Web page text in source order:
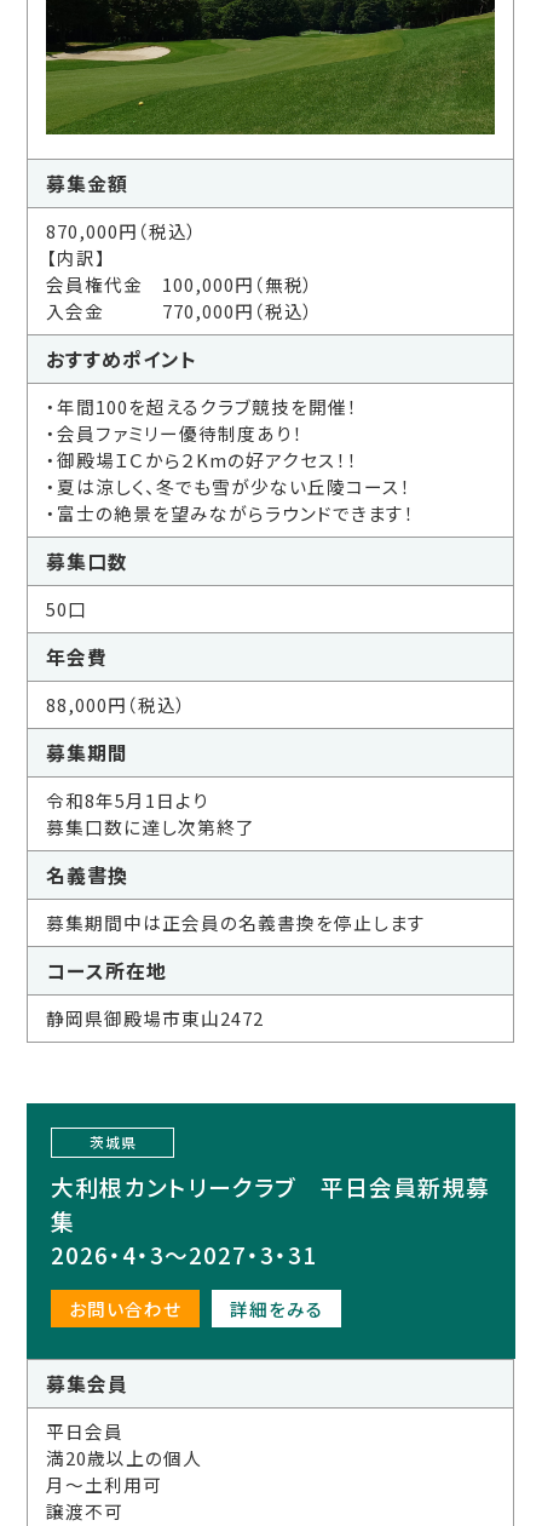
募集金額
870,000円（税込）
【内訳】
会員権代金 100,000円（無税）
入会金 770,000円（税込）
おすすめポイント
・年間100を超えるクラブ競技を開催！
・会員ファミリー優待制度あり！
・御殿場ＩＣから２Kmの好アクセス！！
・夏は涼しく、冬でも雪が少ない丘陵コース！
・富士の絶景を望みながらラウンドできます！
募集口数
50口
年会費
88,000円（税込）
募集期間
令和8年5月1日より
募集口数に達し次第終了
名義書換
募集期間中は正会員の名義書換を停止します
コース所在地
静岡県御殿場市東山2472
茨城県
大利根カントリークラブ 平日会員新規募
集
2026・4・3～2027・3・31
お問い合わせ 詳細をみる
募集会員
平日会員
満20歳以上の個人
月～土利用可
譲渡不可